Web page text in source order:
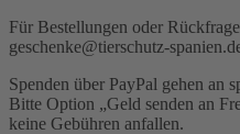
Für Bestellungen oder
geschenke@tierschutz-
Spenden über PayPal gehen an
Bitte Option „Geld senden an
keine Gebühren anfallen.